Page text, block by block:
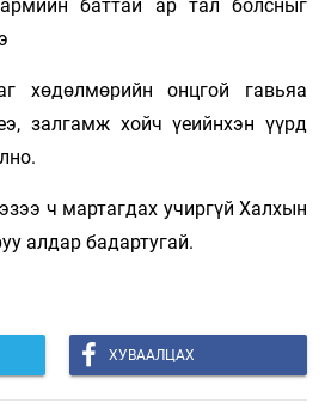
баттай ар тал болсныг
хөдөлмөрийн онцгой гавьяа
залгамж хойч үеийнхэн үүрд
ч мартагдах учиргүй Халхын
алдар бадартугай.
ХУВААЛЦАХ